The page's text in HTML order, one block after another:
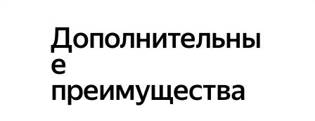
Дополнительны
е
преимущества